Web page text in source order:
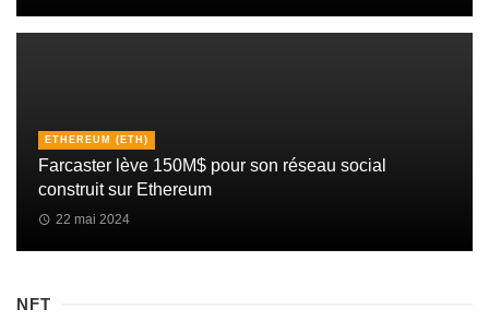
ETHEREUM (ETH)
Farcaster lève 150M$ pour son réseau social
construit sur Ethereum
22 mai 2024
NFT